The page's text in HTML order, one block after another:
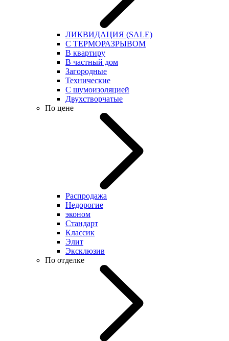
ЛИКВИДАЦИЯ (SALE)
С ТЕРМОРАЗРЫВОМ
В квартиру
В частный дом
Загородные
Технические
С шумоизоляцией
Двухстворчатые
По цене
Распродажа
Недорогие
эконом
Стандарт
Классик
Элит
Эксклюзив
По отделке